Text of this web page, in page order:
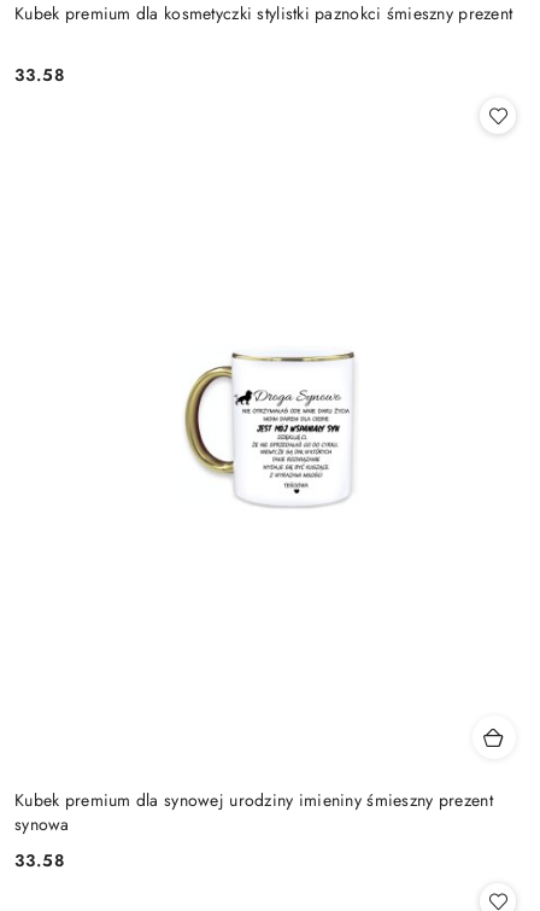
Kubek premium dla kosmetyczki stylistki paznokci śmieszny prezent
Cena:
33.58
Kubek premium dla synowej urodziny imieniny śmieszny prezent
synowa
Cena:
33.58